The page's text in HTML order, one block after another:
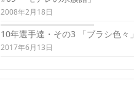
2008年2月18日
10年選手達・その3 「ブラシ色々」
2017年6月13日